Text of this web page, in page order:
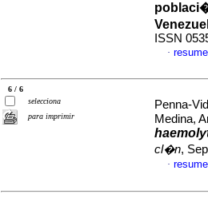
ISSN
·
6 / 6
selecciona
para imprimir
Penna-
Medina,
cl�n,
·